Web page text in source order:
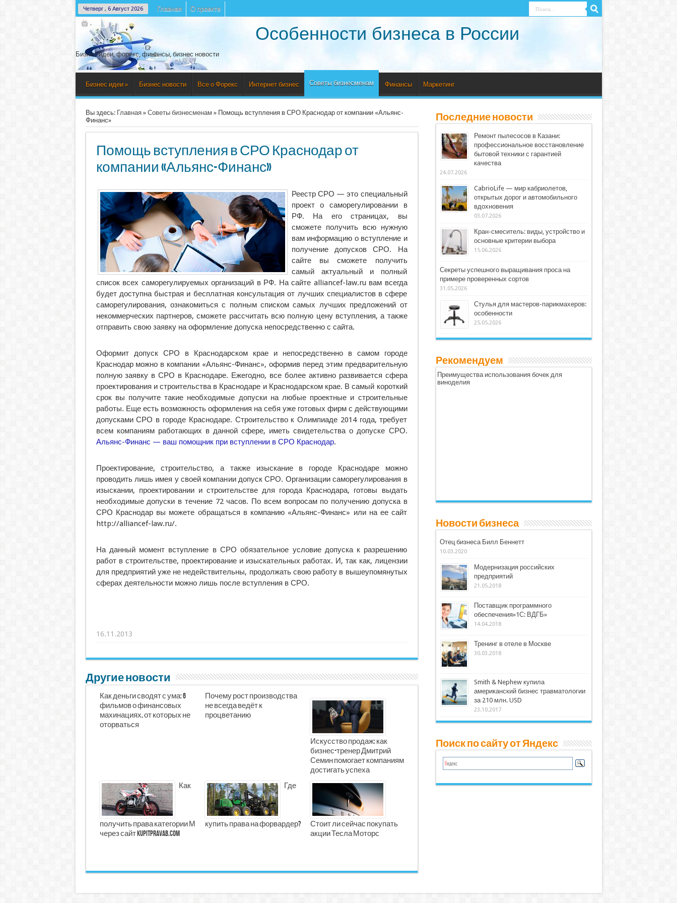
Четверг , 6 Август 2026 Главная О проекте
Особенности бизнеса в России
Бизнес идеи, форекс, финансы, бизнес новости
Бизнес идеи » Бизнес новости Все о Форекс Интернет бизнес Советы бизнесменам Финансы Маркетинг
Вы здесь: Главная» Советы бизнесменам » Помощь вступления в СРО Краснодар от компании «Альянс-
Финанс»
Помощь вступления в СРО Краснодар от
компании «Альянс-Финанс»
Реестр СРО — это специальный
проект о саморегулировании в
РФ. На его страницах, вы
сможете получить всю нужную
вам информацию о вступление и
получение допусков СРО. На
сайте вы сможете получить
самый актуальный и полный
список всех саморегулируемых организаций в РФ. На сайте alliancef-law.ru вам всегда
будет доступна быстрая и бесплатная консультация от лучших специалистов в сфере
саморегулирования, ознакомиться с полным списком самых лучших предложений от
некоммерческих партнеров, сможете рассчитать всю полную цену вступления, а также
отправить свою заявку на оформление допуска непосредственно с сайта.
Оформит допуск СРО в Краснодарском крае и непосредственно в самом городе
Краснодар можно в компании «Альянс-Финанс», оформив перед этим предварительную
полную заявку в СРО в Краснодаре. Ежегодно, все более активно развивается сфера
проектирования и строительства в Краснодаре и Краснодарском крае. В самый короткий
срок вы получите такие необходимые допуски на любые проектные и строительные
работы. Еще есть возможность оформления на себя уже готовых фирм с действующими
допусками СРО в городе Краснодаре. Строительство к Олимпиаде 2014 года, требует
всем компаниям работающих в данной сфере, иметь свидетельства о допуске СРО.
Альянс-Финанс — ваш помощник при вступлении в СРО Краснодар.
Проектирование, строительство, а также изыскание в городе Краснодаре можно
проводить лишь имея у своей компании допуск СРО. Организации саморегулирования в
изыскании, проектировании и строительстве для города Краснодара, готовы выдать
необходимые допуски в течение 72 часов. По всем вопросам по получению допуска в
СРО Краснодар вы можете обращаться в компанию «Альянс-Финанс» или на ее сайт
http://alliancef-law.ru/.
На данный момент вступление в СРО обязательное условие допуска к разрешению
работ в строительстве, проектирование и изыскательных работах. И, так как, лицензии
для предприятий уже не недействительны, продолжать свою работу в вышеупомянутых
сферах деятельности можно лишь после вступления в СРО.
16.11.2013
Другие новости
Как деньги сводят с ума: 6
фильмов о финансовых
махинациях, от которых не
оторваться
Почему рост производства
не всегда ведёт к
процветанию
Искусство продаж: как
бизнес-тренер Дмитрий
Семин помогает компаниям
достигать успеха
Как
получить права категории М
через сайт kupitpravab.com
Где
купить права на форвардер?
Стоит ли сейчас покупать
акции Тесла Моторс
Последние новости
Ремонт пылесосов в Казани:
профессиональное восстановление
бытовой техники с гарантией
качества
24.07.2026
CabrioLife — мир кабриолетов,
открытых дорог и автомобильного
вдохновения
03.07.2026
Кран-смеситель: виды, устройство и
основные критерии выбора
15.06.2026
Секреты успешного выращивания проса на
примере проверенных сортов
31.05.2026
Стулья для мастеров-парикмахеров:
особенности
25.05.2026
Рекомендуем
Преимущества использования бочек для
виноделия
Новости бизнеса
Отец бизнеса Билл Беннетт
10.03.2020
Модернизация российских
предприятий
21.05.2018
Поставщик программного
обеспечения»1С: ВДГБ»
14.04.2018
Тренинг в отеле в Москве
30.03.2018
Smith & Nephew купила
американский бизнес травматологии
за 210 млн. USD
23.10.2017
Поиск по сайту от Яндекс